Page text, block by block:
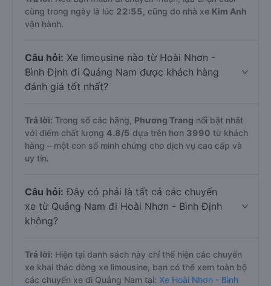
cùng trong ngày là lúc 22:55 , cũng do nhà xe Kim Anh
vận hành.
Câu hỏi: Xe limousine nào từ Hoài Nhơn -
Bình Định đi Quảng Nam được khách hàng
đánh giá tốt nhất?
Trả lời: Trong số các hãng, Phương Trang nổi bật nhất
với điểm chất lượng 4.8/5 dựa trên hơn 3990 từ khách
hàng – một con số minh chứng cho dịch vụ cao cấp và
uy tín.
Câu hỏi: Đây có phải là tất cả các chuyến
xe từ Quảng Nam đi Hoài Nhơn - Bình Định
không?
Trả lời: Hiện tại danh sách này chỉ thể hiện các chuyến
xe khai thác dòng xe limousine, bạn có thể xem toàn bộ
các chuyến xe đi Quảng Nam tại: Xe Hoài Nhơn - Bình